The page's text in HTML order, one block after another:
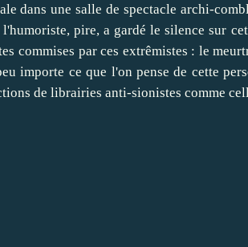
dans une salle de spectacle archi-
pire, a gardé le silence sur
commises par ces extrêmistes : le
importe ce que l'on pense de cette
de librairies anti-sionistes comme